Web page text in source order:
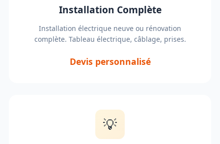
Installation Complète
Installation électrique neuve ou rénovation
complète. Tableau électrique, câblage, prises.
Devis personnalisé
💡